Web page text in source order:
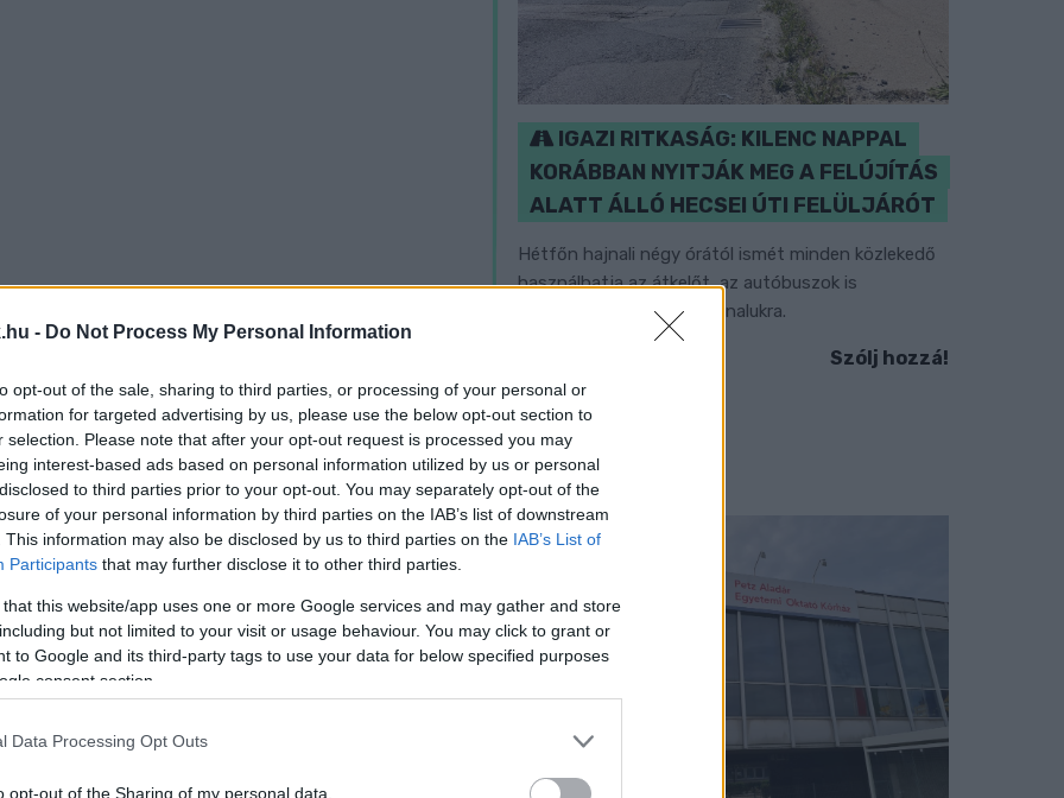
- Do Not Process My Personal Information
opt-out of the sale, sharing to third parties, or processing of your personal or
for targeted advertising by us, please use the below opt-out section to
selection. Please note that after your opt-out request is processed you may
interest-based ads based on personal information utilized by us or personal
to third parties prior to your opt-out. You may separately opt-out of the
of your personal information by third parties on the IAB’s list of downstream
This information may also be disclosed by us to third parties on the IAB’s List of
Participants that may further disclose it to other third parties.
that this website/app uses one or more Google services and may gather and store
but not limited to your visit or usage behaviour. You may click to grant or
to Google and its third-party tags to use your data for below specified purposes
consent section.
Data Processing Opt Outs
opt-out of the Sharing of my personal data.
IGAZI RITKASÁG: KILENC NAPPAL
KORÁBBAN NYITJÁK MEG A FELÚJÍTÁS
ALATT ÁLLÓ HECSEI ÚTI FELÜLJÁRÓT
Hétfőn hajnali négy órától ismét minden közlekedő
használhatja az átkelőt, az autóbuszok is
visszatérnek eredeti útvonalukra.
Szólj hozzá!